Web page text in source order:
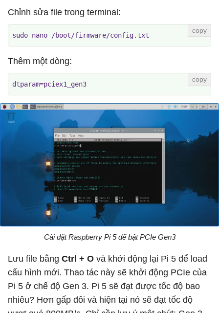
Chỉnh sửa file trong terminal:
sudo nano /boot/firmware/config.txt
Thêm một dòng:
dtparam=pciex1_gen3
Cài đặt Raspberry Pi 5 để bật PCIe Gen3
Lưu file bằng Ctrl + O và khởi động lại Pi 5 để load
cấu hình mới. Thao tác này sẽ khởi động PCIe của
Pi 5 ở chế độ Gen 3. Pi 5 sẽ đạt được tốc độ bao
nhiêu? Hơn gấp đôi và hiện tại nó sẽ đạt tốc độ